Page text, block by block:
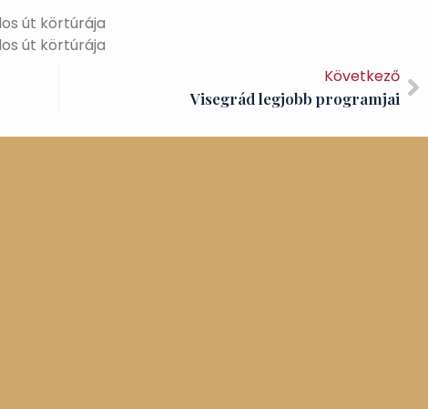
Következő
Visegrád legjobb programjai